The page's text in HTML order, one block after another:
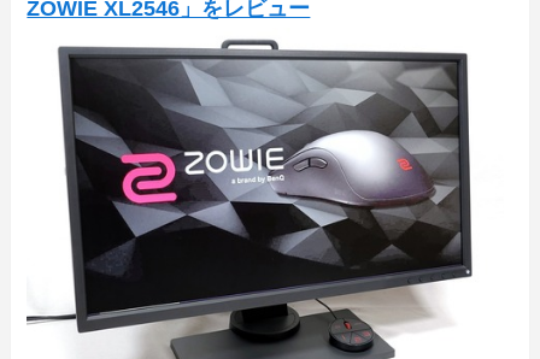
ZOWIE XL2546」をレビュー